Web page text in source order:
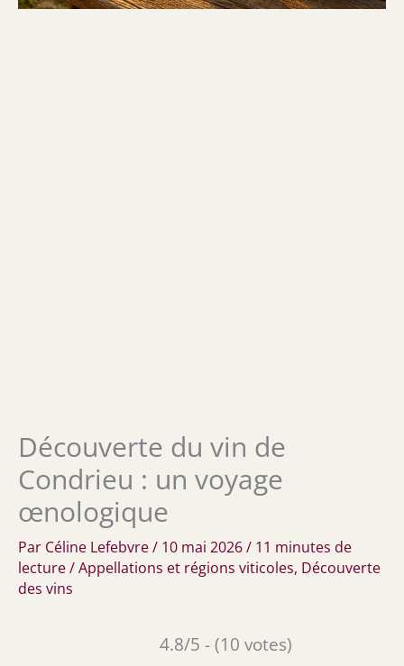
Découverte du vin de
Condrieu : un voyage
œnologique
Par Céline Lefebvre/ 10 mai 2026/ 11 minutes de
lecture/Appellations et régions viticoles, Découverte
des vins
4.8/5 - (10 votes)